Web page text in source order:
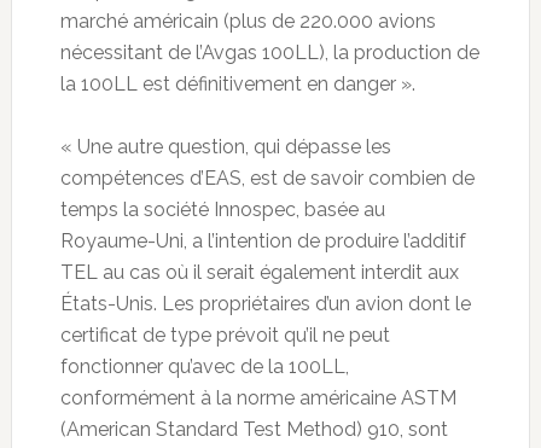
marché américain (plus de 220.000 avions
nécessitant de l’Avgas 100LL), la production de
la 100LL est définitivement en danger ».
« Une autre question, qui dépasse les
compétences d’EAS, est de savoir combien de
temps la société Innospec, basée au
Royaume-Uni, a l’intention de produire l’additif
TEL au cas où il serait également interdit aux
États-Unis. Les propriétaires d’un avion dont le
certificat de type prévoit qu’il ne peut
fonctionner qu’avec de la 100LL,
conformément à la norme américaine ASTM
(American Standard Test Method) 910, sont